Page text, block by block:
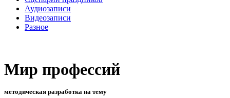
Аудиозаписи
Видеозаписи
Разное
Мир профессий
методическая разработка на тему